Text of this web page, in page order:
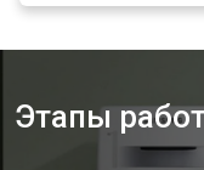
Этапы